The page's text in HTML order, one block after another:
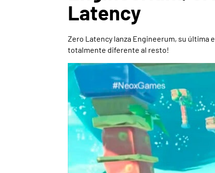
Latency
Zero Latency lanza Engineerum, su última
totalmente diferente al resto!